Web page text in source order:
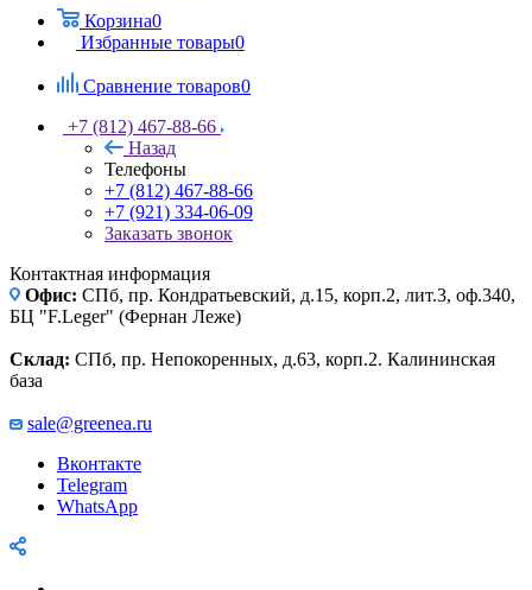
Корзина0
Избранные товары0
Сравнение товаров0
+7 (812) 467-88-66
Назад
Телефоны
+7 (812) 467-88-66
+7 (921) 334-06-09
Заказать звонок
Контактная информация
Офис: СПб, пр. Кондратьевский, д.15, корп.2, лит.3, оф.340,
БЦ "F.Leger" (Фернан Леже)
Склад: СПб, пр. Непокоренных, д.63, корп.2. Калининская
база
sale@greenea.ru
Вконтакте
Telegram
WhatsApp